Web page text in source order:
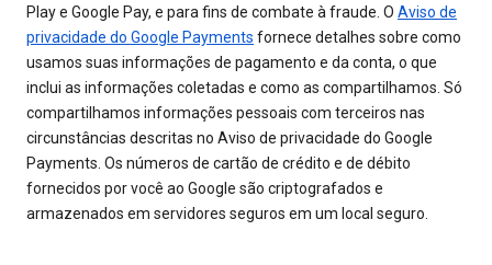
Play e Google Pay, e para fins de combate à fraude. O Aviso de
privacidade do Google Payments fornece detalhes sobre como
usamos suas informações de pagamento e da conta, o que
inclui as informações coletadas e como as compartilhamos. Só
compartilhamos informações pessoais com terceiros nas
circunstâncias descritas no Aviso de privacidade do Google
Payments. Os números de cartão de crédito e de débito
fornecidos por você ao Google são criptografados e
armazenados em servidores seguros em um local seguro.